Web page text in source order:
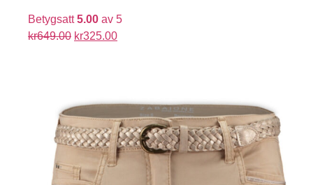
Betygsatt5.00 av 5
kr649.00 kr325.00